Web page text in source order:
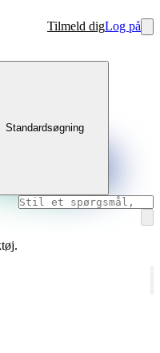
Tilmeld digLog på
Standardsøgning